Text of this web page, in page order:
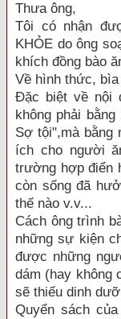
Thưa ông,
Tôi có nhận
KHỎE do ông
khích đồng bào
Về hình thức,
Đặc biệt về nội
không phải
Sợ tội",mà bằng
ích cho người
trường hợp điển
còn sống đã
thế nào v.v...
Cách ông trình
những sự kiện
được những
dám (hay không
sẽ thiếu dinh
Quyển sách